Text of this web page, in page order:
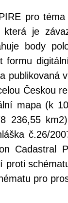
pro
je
body
publikovaná
Českou
mapa (k
236,55
č.26/
Cadastral
proti
pro